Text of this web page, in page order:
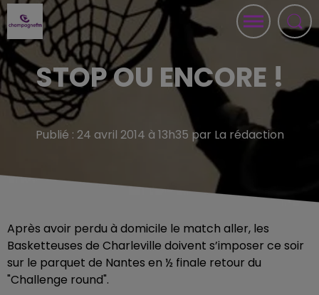
STOP OU ENCORE !
Publié : 24 avril 2014 à 13h35 par La rédaction
Après avoir perdu à domicile le match aller, les
Basketteuses de Charleville doivent s’imposer ce soir
sur le parquet de Nantes en ½ finale retour du
"Challenge round".